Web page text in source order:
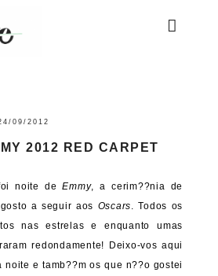
09/2012
2012 RED CARPET
noite deEmmy, a cerim??nia de
a seguir aos Oscars. Todos os
nas estrelas e enquanto umas
redondamente! Deixo-vos aqui
noite e tamb??m os que n??o gostei